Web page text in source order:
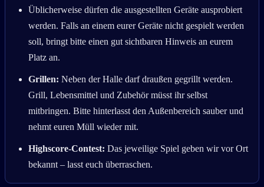
Üblicherweise dürfen die ausgestellten Geräte ausprobiert
werden. Falls an einem eurer Geräte nicht gespielt werden
soll, bringt bitte einen gut sichtbaren Hinweis an eurem
Platz an.
Grillen: Neben der Halle darf draußen gegrillt werden.
Grill, Lebensmittel und Zubehör müsst ihr selbst
mitbringen. Bitte hinterlasst den Außenbereich sauber und
nehmt euren Müll wieder mit.
Highscore-Contest: Das jeweilige Spiel geben wir vor Ort
bekannt – lasst euch überraschen.